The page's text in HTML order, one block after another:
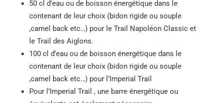
50 cl d’eau ou de boisson énergétique dans le
contenant de leur choix (bidon rigide ou souple
,camel back etc…) pour le Trail Napoléon Classic et
le Trail des Aiglons.
100 cl d’eau ou de boisson énergétique dans le
contenant de leur choix (bidon rigide ou souple
,camel back etc…) pour l’Imperial Trail
Pour l’Imperial Trail , une barre énergétique ou